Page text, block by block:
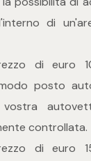
di
di euro
posto
vostra
controllata.
di euro